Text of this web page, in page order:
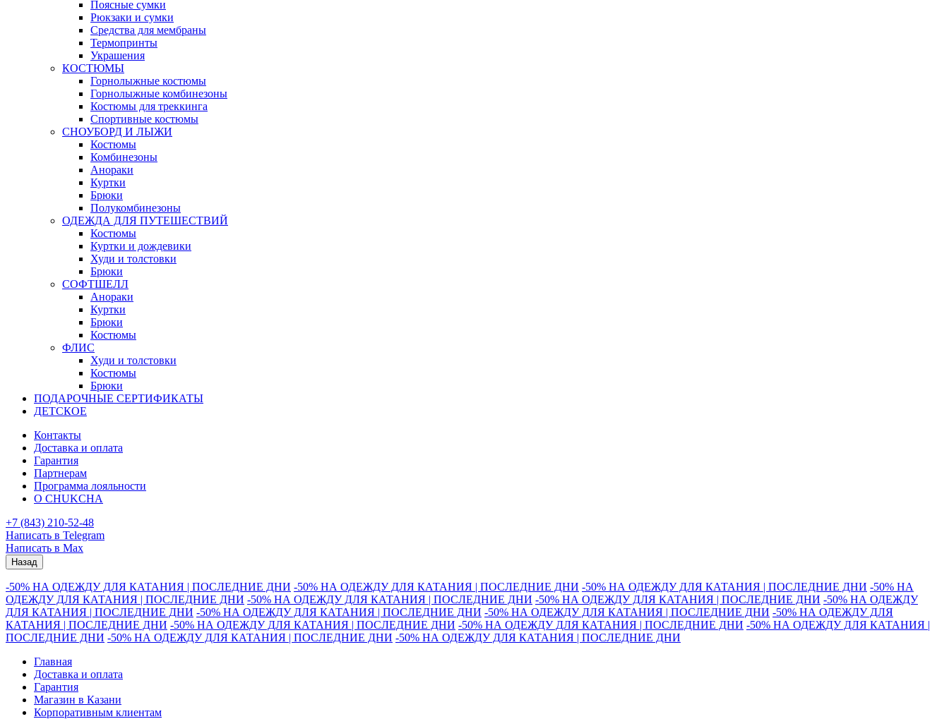
Поясные сумки
Рюкзаки и сумки
Средства для мембраны
Термопринты
Украшения
КОСТЮМЫ
Горнолыжные костюмы
Горнолыжные комбинезоны
Костюмы для треккинга
Спортивные костюмы
СНОУБОРД И ЛЫЖИ
Костюмы
Комбинезоны
Анораки
Куртки
Брюки
Полукомбинезоны
ОДЕЖДА ДЛЯ ПУТЕШЕСТВИЙ
Костюмы
Куртки и дождевики
Худи и толстовки
Брюки
СОФТШЕЛЛ
Анораки
Куртки
Брюки
Костюмы
ФЛИС
Худи и толстовки
Костюмы
Брюки
ПОДАРОЧНЫЕ СЕРТИФИКАТЫ
ДЕТСКОЕ
Контакты
Доставка и оплата
Гарантия
Партнерам
Программа лояльности
О CHUKCHA
+7 (843) 210-52-48
Написать в Telegram
Написать в Max
Назад
-50% НА ОДЕЖДУ ДЛЯ КАТАНИЯ | ПОСЛЕДНИЕ ДНИ -50% НА ОДЕЖДУ ДЛЯ КАТАНИЯ | ПОСЛЕДНИЕ ДНИ -50% НА ОДЕЖДУ ДЛЯ КАТАНИЯ | ПОСЛЕДНИЕ ДНИ -50% НА
ОДЕЖДУ ДЛЯ КАТАНИЯ | ПОСЛЕДНИЕ ДНИ -50% НА ОДЕЖДУ ДЛЯ КАТАНИЯ | ПОСЛЕДНИЕ ДНИ -50% НА ОДЕЖДУ ДЛЯ КАТАНИЯ | ПОСЛЕДНИЕ ДНИ -50% НА ОДЕЖДУ
ДЛЯ КАТАНИЯ | ПОСЛЕДНИЕ ДНИ -50% НА ОДЕЖДУ ДЛЯ КАТАНИЯ | ПОСЛЕДНИЕ ДНИ -50% НА ОДЕЖДУ ДЛЯ КАТАНИЯ | ПОСЛЕДНИЕ ДНИ -50% НА ОДЕЖДУ ДЛЯ
КАТАНИЯ | ПОСЛЕДНИЕ ДНИ -50% НА ОДЕЖДУ ДЛЯ КАТАНИЯ | ПОСЛЕДНИЕ ДНИ -50% НА ОДЕЖДУ ДЛЯ КАТАНИЯ | ПОСЛЕДНИЕ ДНИ -50% НА ОДЕЖДУ ДЛЯ КАТАНИЯ |
ПОСЛЕДНИЕ ДНИ -50% НА ОДЕЖДУ ДЛЯ КАТАНИЯ | ПОСЛЕДНИЕ ДНИ -50% НА ОДЕЖДУ ДЛЯ КАТАНИЯ | ПОСЛЕДНИЕ ДНИ
Главная
Доставка и оплата
Гарантия
Магазин в Казани
Корпоративным клиентам